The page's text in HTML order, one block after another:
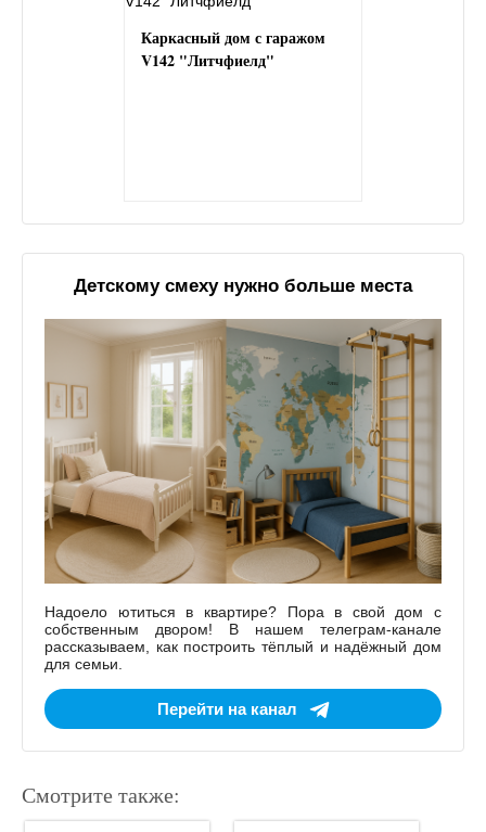
Каркасный дом с гаражом
V142 "Литчфиелд"
Детскому смеху нужно больше места
Надоело ютиться в квартире? Пора в свой дом с
собственным двором! В нашем телеграм-канале
рассказываем, как построить тёплый и надёжный дом
для семьи.
Перейти на канал
Смотрите также: